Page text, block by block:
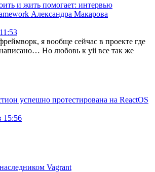
и жить помогает: интервью
Александра Макарова
я вообще сейчас в проекте где
Но любовь к yii все так же
успешно протестирована на ReactOS
15:56
Vagrant